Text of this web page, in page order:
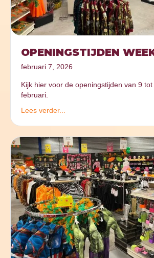
OPENINGSTIJDEN
februari 7, 2026
Kijk hier voor de openingstijden van 9
februari.
Lees verder...